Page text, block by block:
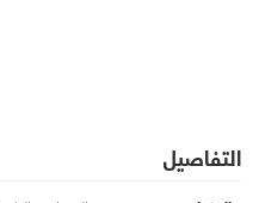
التفاصيل